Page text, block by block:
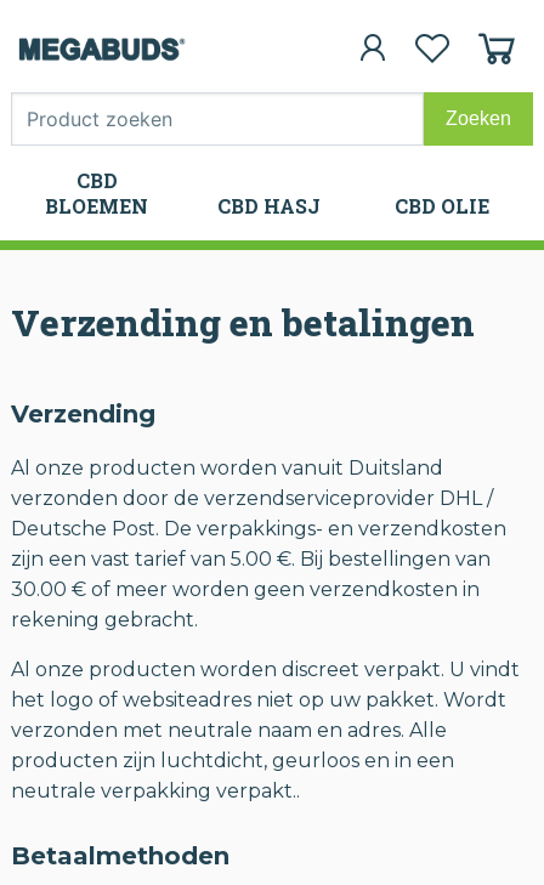
CBD
BLOEMEN
CBD HASJ CBD OLIE
CBD
BLOEMEN
CBD HASJ CBD OLIE
Verzending en betalingen
Verzending
Al onze producten worden vanuit Duitsland
verzonden door de verzendserviceprovider DHL /
Deutsche Post. De verpakkings- en verzendkosten
zijn een vast tarief van 5.00 €. Bij bestellingen van
30.00 € of meer worden geen verzendkosten in
rekening gebracht.
Al onze producten worden discreet verpakt. U vindt
het logo of websiteadres niet op uw pakket. Wordt
verzonden met neutrale naam en adres. Alle
producten zijn luchtdicht, geurloos en in een
neutrale verpakking verpakt..
Betaalmethoden